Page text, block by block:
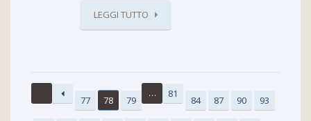
LEGGI TUTTO
77 78 79
… 81
84 87 90 93